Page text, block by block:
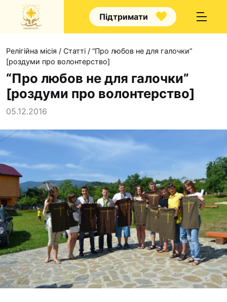
Підтримати
Про нас
Наші напрямки
Наш покровитель
Контакти
Проекти
Футбольна команда
Кулінарний гурток
Іконописна школа
“Капеланчики”
Релігійна місія / Статті / “Про любов не для галочки”
[роздуми про волонтерство]
“Про любов не для галочки”
[роздуми про волонтерство]
05.12.2016